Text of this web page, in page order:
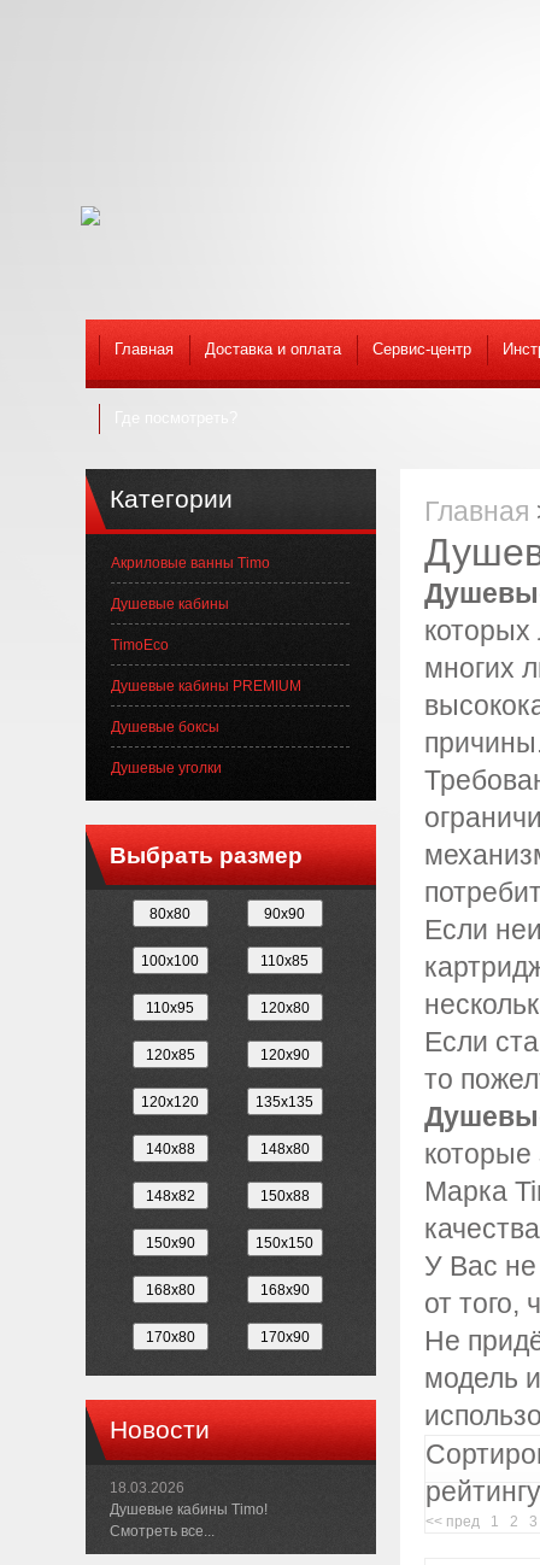
Главная Доставка и оплата Сервис-центр
Главная
которых
многих
Если
Если
то
которые
Марка
У Вас
от того,
Не
модель
<< пред 1 2 3
Категории
Акриловые ванны Timo
Душевые кабины
TimoEco
Душевые кабины PREMIUM
Душевые боксы
Душевые уголки
Выбрать размер
Новости
18.03.2026
Душевые кабины Timo!
Смотреть все...